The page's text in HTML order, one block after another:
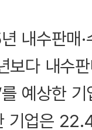
내수판매
다 내수판
를 예상한
기업은